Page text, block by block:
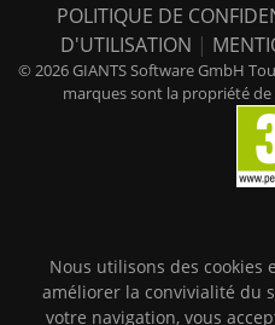
POLITIQUE DE
D'UTILISATION |
© 2026 GIANTS Software GmbH
marques sont la propriété
Nous utilisons des cookies
améliorer la convivialité du
votre navigation, vous